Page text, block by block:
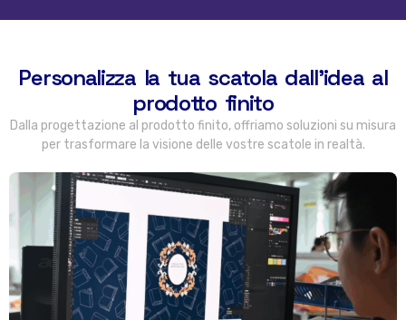
Personalizza la tua scatola dall'idea al
prodotto finito
Dalla progettazione al prodotto finito, offriamo soluzioni su misura
per trasformare la visione delle vostre scatole in realtà.